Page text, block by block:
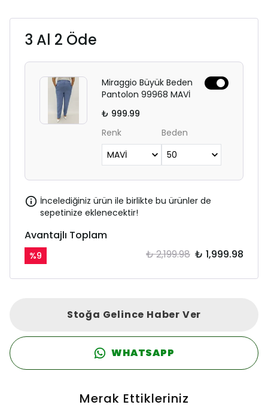
3 Al 2 Öde
Miraggio Büyük Beden
Pantolon 99968 MAVİ
₺ 999.99
Renk
Beden
İncelediğiniz ürün ile birlikte bu ürünler de
sepetinize eklenecektir!
Avantajlı Toplam
%9 ₺ 2,199.98 ₺ 1,999.98
Stoğa Gelince Haber Ver
WHATSAPP
Merak Ettikleriniz